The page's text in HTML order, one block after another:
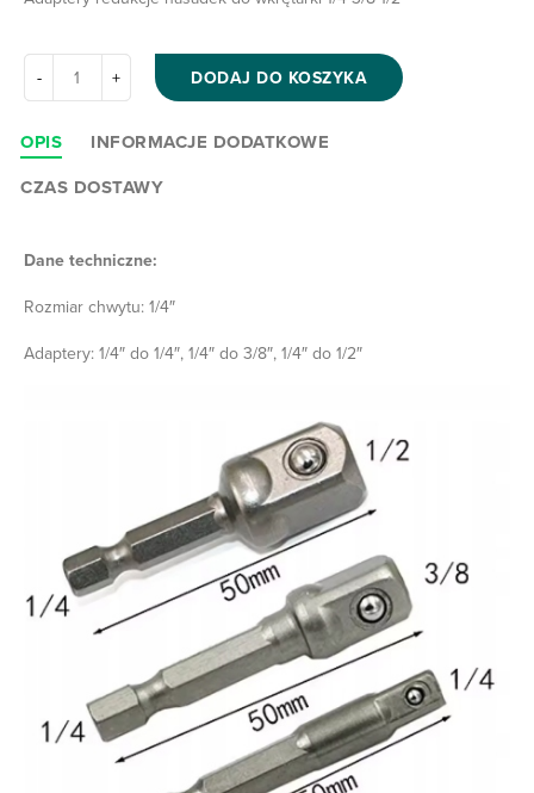
DODAJ DO KOSZYKA
OPIS
INFORMACJE DODATKOWE
CZAS DOSTAWY
Dane techniczne:
Rozmiar chwytu: 1/4″
Adaptery: 1/4″ do 1/4″, 1/4″ do 3/8″, 1/4″ do 1/2″